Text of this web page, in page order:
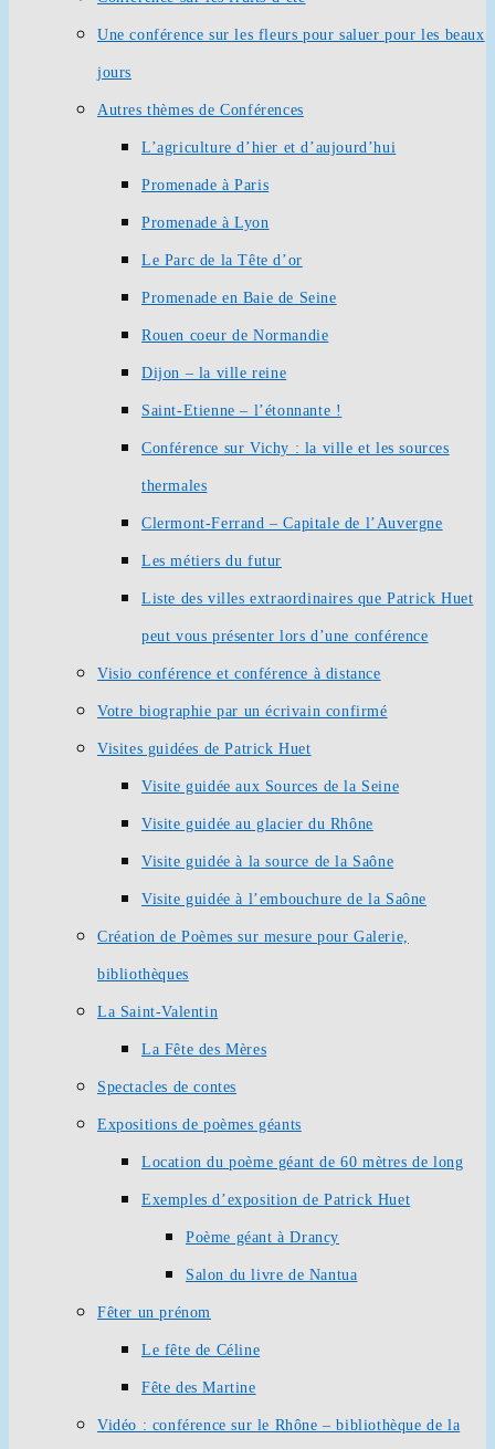
Une conférence sur les fleurs pour saluer pour les beaux
jours
Autres thèmes de Conférences
L’agriculture d’hier et d’aujourd’hui
Promenade à Paris
Promenade à Lyon
Le Parc de la Tête d’or
Promenade en Baie de Seine
Rouen coeur de Normandie
Dijon – la ville reine
Saint-Etienne – l’étonnante !
Conférence sur Vichy : la ville et les sources
thermales
Clermont-Ferrand – Capitale de l’Auvergne
Les métiers du futur
Liste des villes extraordinaires que Patrick Huet
peut vous présenter lors d’une conférence
Visio conférence et conférence à distance
Votre biographie par un écrivain confirmé
Visites guidées de Patrick Huet
Visite guidée aux Sources de la Seine
Visite guidée au glacier du Rhône
Visite guidée à la source de la Saône
Visite guidée à l’embouchure de la Saône
Création de Poèmes sur mesure pour Galerie,
bibliothèques
La Saint-Valentin
La Fête des Mères
Spectacles de contes
Expositions de poèmes géants
Location du poème géant de 60 mètres de long
Exemples d’exposition de Patrick Huet
Poème géant à Drancy
Salon du livre de Nantua
Fêter un prénom
Le fête de Céline
Fête des Martine
Vidéo : conférence sur le Rhône – bibliothèque de la